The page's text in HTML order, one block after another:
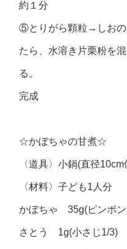
約１分
⑤とりがら顆粒→しおの
たら、水溶き片栗粉を
る。
完成
☆かぼちゃの甘煮☆
〈道具〉小鍋(直径
〈材料〉子ども1人分
かぼちゃ 35g(ピンポン
さとう 1g(小さじ1/3)